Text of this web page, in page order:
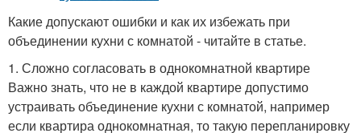
Какие допускают ошибки и как их избежать при
объединении кухни с комнатой - читайте в статье.
1. Сложно согласовать в однокомнатной квартире
Важно знать, что не в каждой квартире допустимо
устраивать объединение кухни с комнатой, например
если квартира однокомнатная, то такую перепланировку